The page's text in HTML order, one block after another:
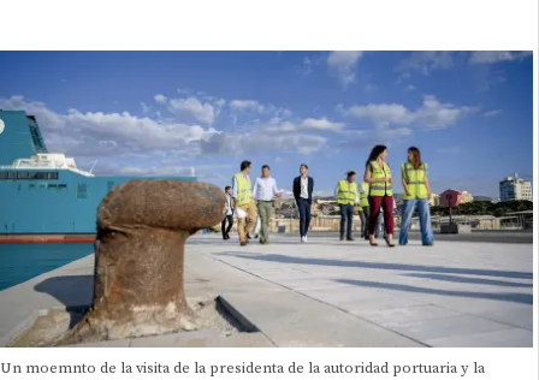
Un moemnto de la visita de la presidenta de la autoridad portuaria y la